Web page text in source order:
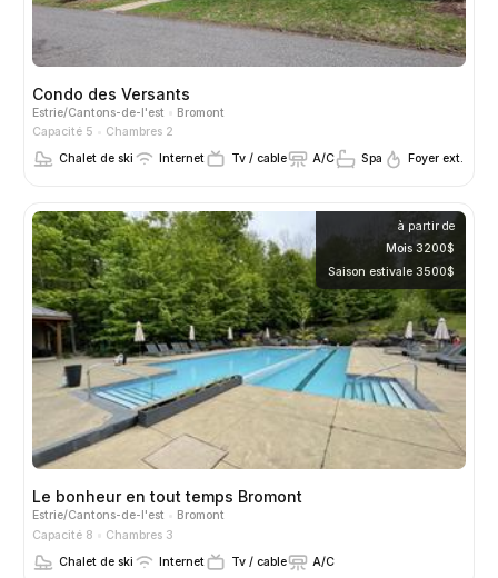
Condo des Versants
Estrie/Cantons-de-l'est
Bromont
Capacité 5
Chambres 2
Chalet de ski
Internet Tv / cable A/C Spa Foyer ext.
à partir de
Mois 3200$
Saison estivale 3500$
Le bonheur en tout temps Bromont
Estrie/Cantons-de-l'est
Bromont
Capacité 8
Chambres 3
Chalet de ski
Internet Tv / cable A/C